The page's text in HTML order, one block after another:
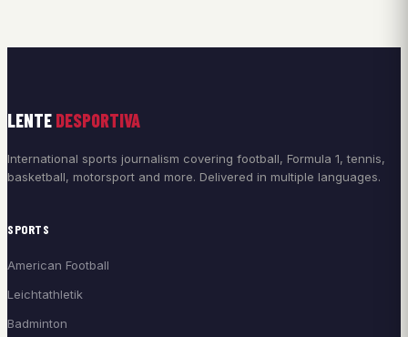
LENTE DESPORTIVA
International sports journalism covering football, Formula 1, tennis,
basketball, motorsport and more. Delivered in multiple languages.
SPORTS
American Football
Leichtathletik
Badminton